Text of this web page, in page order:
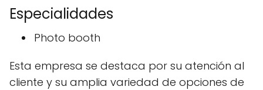
Especialidades
Photo booth
Esta empresa se destaca por su atención al
cliente y su amplia variedad de opciones de